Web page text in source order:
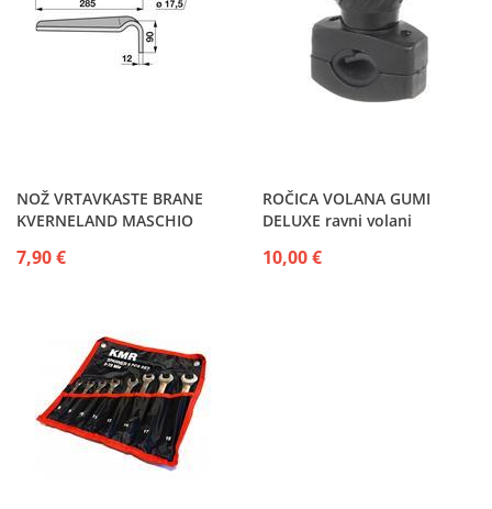
NOŽ VRTAVKASTE BRANE
KVERNELAND MASCHIO
VIGOLO...
7,90 €
ROČICA VOLANA GUMI
DELUXE ravni volani
10,00 €